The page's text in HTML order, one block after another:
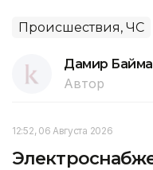
Происшествия, ЧС
Дамир
Автор
12:52, 06 Августа 2026